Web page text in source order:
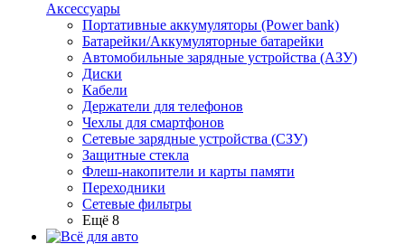
Аксессуары
Портативные аккумуляторы (Power bank)
Батарейки/Аккумуляторные батарейки
Автомобильные зарядные устройства (АЗУ)
Диски
Кабели
Держатели для телефонов
Чехлы для смартфонов
Сетевые зарядные устройства (СЗУ)
Защитные стекла
Флеш-накопители и карты памяти
Переходники
Сетевые фильтры
Ещё 8